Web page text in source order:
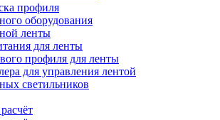
профиля
оборудования
ленты
для ленты
профиля для ленты
для управления лентой
светильников